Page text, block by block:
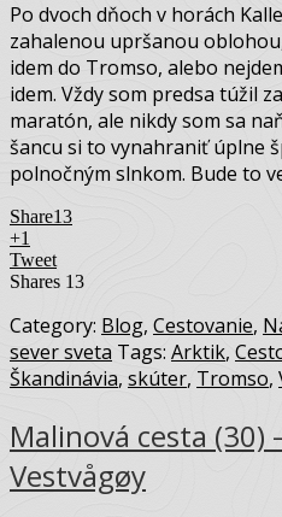
Po dvoch dňoch v horách
zahalenou upršanou
idem do Tromso, alebo
idem. Vždy som predsa túžil
maratón, ale nikdy som sa
šancu si to vynahraniť úplne
polnočným slnkom. Bude to
Share13
+1
Tweet
Shares 13
Category: Blog, Cestovanie,
sever sveta Tags: Arktik,
Škandinávia, skúter, Tromso,
Malinová cesta (30)
Vestvågøy